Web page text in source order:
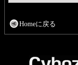
Homeに戻る